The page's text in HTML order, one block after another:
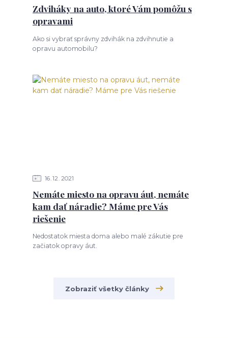
Zdviháky na auto, ktoré Vám pomôžu s
opravami
Ako si vybrať správny zdvihák na zdvihnutie a
opravu automobilu?
16 12 2021
Nemáte miesto na opravu áut, nemáte
kam dať náradie? Máme pre Vás
riešenie
Nedostatok miesta doma alebo malé zákutie pre
začiatok opravy áut.
Zobraziť všetky články